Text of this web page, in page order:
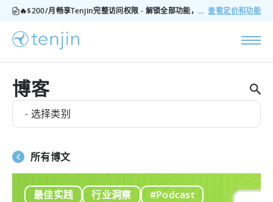
🔥$200/月畅享Tenjin完整访问权限 - 解锁全部功能，无隐藏费用，随时可取消 查看定价和功能
博客
- 选择类别
所有博文
最佳实践 行业洞察 #Podcast